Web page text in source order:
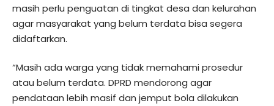
masih perlu penguatan di tingkat desa dan kelurahan
agar masyarakat yang belum terdata bisa segera
didaftarkan.
“Masih ada warga yang tidak memahami prosedur
atau belum terdata. DPRD mendorong agar
pendataan lebih masif dan jemput bola dilakukan